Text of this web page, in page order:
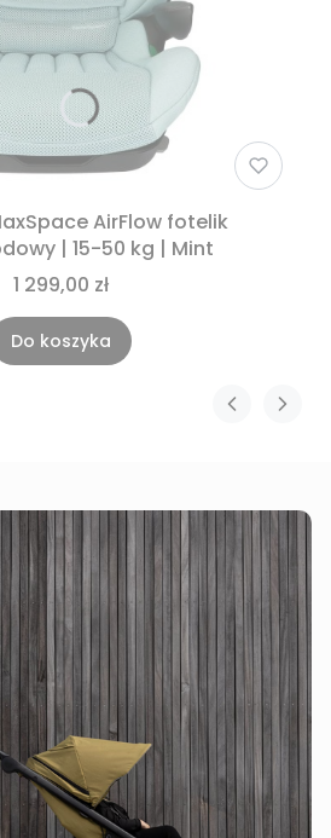
AirFlow fotelik
| 15-50 kg | Mint
1 299,00 zł
Do koszyka